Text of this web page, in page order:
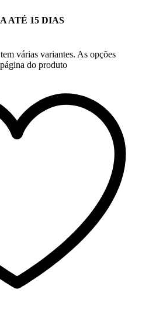
ATÉ 15 DIAS
várias variantes. As opções
do produto